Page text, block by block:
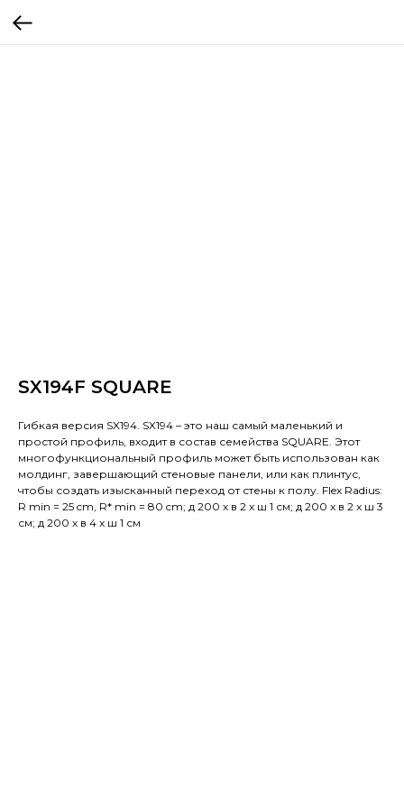
SX194F SQUARE
Гибкая версия SX194. SX194 – это наш самый маленький и
простой профиль, входит в состав семейства SQUARE. Этот
многофункциональный профиль может быть использован как
молдинг, завершающий стеновые панели, или как плинтус,
чтобы создать изысканный переход от стены к полу. Flex Radius:
R min = 25 cm, R* min = 80 cm; д 200 x в 2 x ш 1 см; д 200 x в 2 x ш 3
см; д 200 x в 4 x ш 1 см